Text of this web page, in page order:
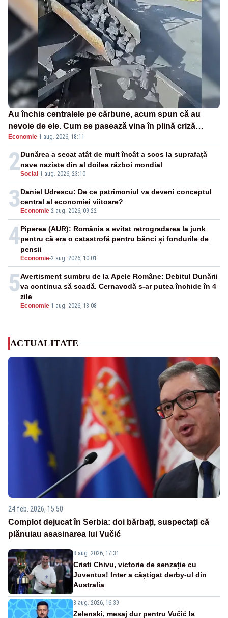
Au închis centralele pe cărbune, acum spun că au
nevoie de ele. Cum se pasează vina în plină criză
energetică
Economie·1 aug. 2026, 18:11
2Social-1 aug. 2026, 23:10
Dunărea a secat atât de mult încât a scos la suprafață
nave naziste din al doilea război mondial
3Economie-2 aug. 2026, 09:22
Daniel Udrescu: De ce patrimoniul va deveni conceptul
central al economiei viitoare?
4
Economie-2 aug. 2026, 10:01
Piperea (AUR): România a evitat retrogradarea la junk
pentru că era o catastrofă pentru bănci și fondurile de
pensii
5
Economie-1 aug. 2026, 18:08
Avertisment sumbru de la Apele Române: Debitul Dunării
va continua să scadă. Cernavodă s-ar putea închide în 4
zile
ACTUALITATE
24 feb. 2026, 15:50
Complot dejucat în Serbia: doi bărbați, suspectați că
plănuiau asasinarea lui Vučić
8 aug. 2026, 17:31
Cristi Chivu, victorie de senzație cu
Juventus! Inter a câștigat derby-ul din
Australia
8 aug. 2026, 16:39
Zelenski, mesaj dur pentru Vučić la